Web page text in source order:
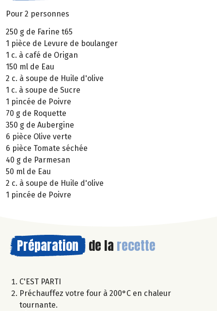
Pour 2 personnes
250 g de Farine t65
1 pièce de Levure de boulanger
1 c. à café de Origan
150 ml de Eau
2 c. à soupe de Huile d'olive
1 c. à soupe de Sucre
1 pincée de Poivre
70 g de Roquette
350 g de Aubergine
6 pièce Olive verte
6 pièce Tomate séchée
40 g de Parmesan
50 ml de Eau
2 c. à soupe de Huile d'olive
1 pincée de Poivre
Préparation de la recette
C'EST PARTI
Préchauffez votre four à 200°C en chaleur
tournante.